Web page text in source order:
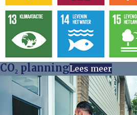
CO₂ planningLees meer